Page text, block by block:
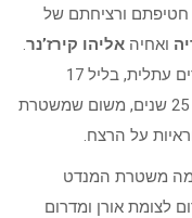
ורציחתם של
ואחיה אליהו קירז’נר.
אלה נחטפו מביתם שבשולי מחנה האסירים עתלית, בליל 17
באוגוסט 1938 ומאז נחשבו נעדרים במשך 25 שנים, משום שמשטרת
על הרצח.
משטרת המנדט
לצומת אורן ומדרום